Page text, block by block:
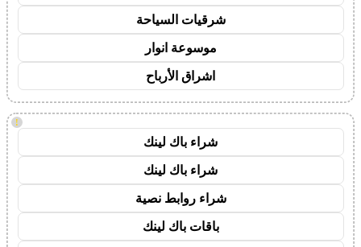
شرقيات السياحة
موسوعة انوار
اشراق الأرباح
!
شراء باك لينك
شراء باك لينك
شراء روابط نصية
باقات باك لينك